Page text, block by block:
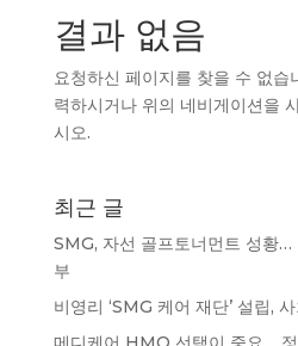
결과 없음
요청하신 페이지를 찾을 수 없습
력하시거나 위의 네비게이션을
시오.
최근 글
SMG, 자선 골프토너먼트 성황…
부
비영리 ‘SMG 케어 재단’ 설립,